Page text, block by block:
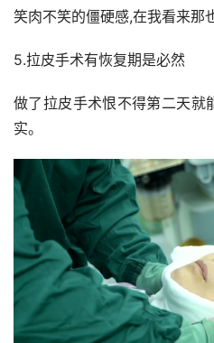
笑肉不笑的僵硬感,在我看来那
5.拉皮手术有恢复期是必然
做了拉皮手术恨不得第二天就
实。